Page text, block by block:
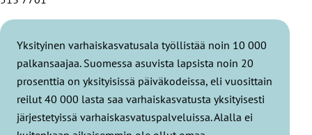
Yksityinen varhaiskasvatusala työllistää noin 10 000
palkansaajaa. Suomessa asuvista lapsista noin 20
prosenttia on yksityisissä päiväkodeissa, eli vuosittain
reilut 40 000 lasta saa varhaiskasvatusta yksityisesti
järjestetyissä varhaiskasvatuspalveluissa. Alalla ei